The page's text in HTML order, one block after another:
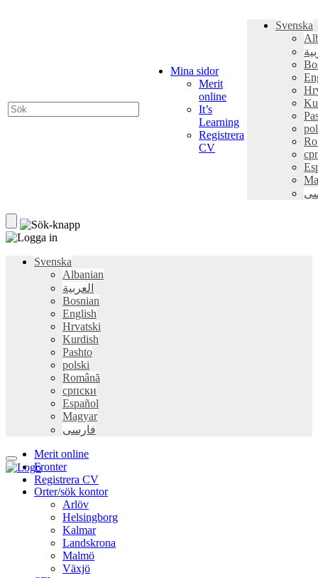
Mina sidor
Merit
online
It’s
Learning
Registrera
CV
Svenska
Svenska
Albanian
العربية
Bosnian
English
Hrvatski
Kurdish
Pashto
polski
Română
српски
Español
Magyar
فارسی
Merit online
Fronter
Registrera CV
Orter/sök kontor
Arlöv
Helsingborg
Kalmar
Landskrona
Malmö
Växjö